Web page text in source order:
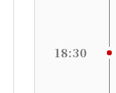
18:30